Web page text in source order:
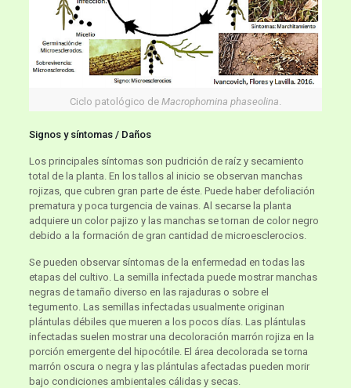
Ciclo patológico de Macrophomina phaseolina
Signos y síntomas / Daños
Los principales síntomas son pudrición de raíz y secamiento
total de la planta. En los tallos al inicio se observan manchas
rojizas, que cubren gran parte de éste. Puede haber defoliación
prematura y poca turgencia de vainas. Al secarse la planta
adquiere un color pajizo y las manchas se tornan de color negro
debido a la formación de gran cantidad de microesclerocios.
Se pueden observar síntomas de la enfermedad en todas las
etapas del cultivo. La semilla infectada puede mostrar manchas
negras de tamaño diverso en las rajaduras o sobre el
tegumento. Las semillas infectadas usualmente originan
plántulas débiles que mueren a los pocos días. Las plántulas
infectadas suelen mostrar una decoloración marrón rojiza en la
porción emergente del hipocótile. El área decolorada se torna
marrón oscura o negra y las plántulas afectadas pueden morir
bajo condiciones ambientales cálidas y secas.